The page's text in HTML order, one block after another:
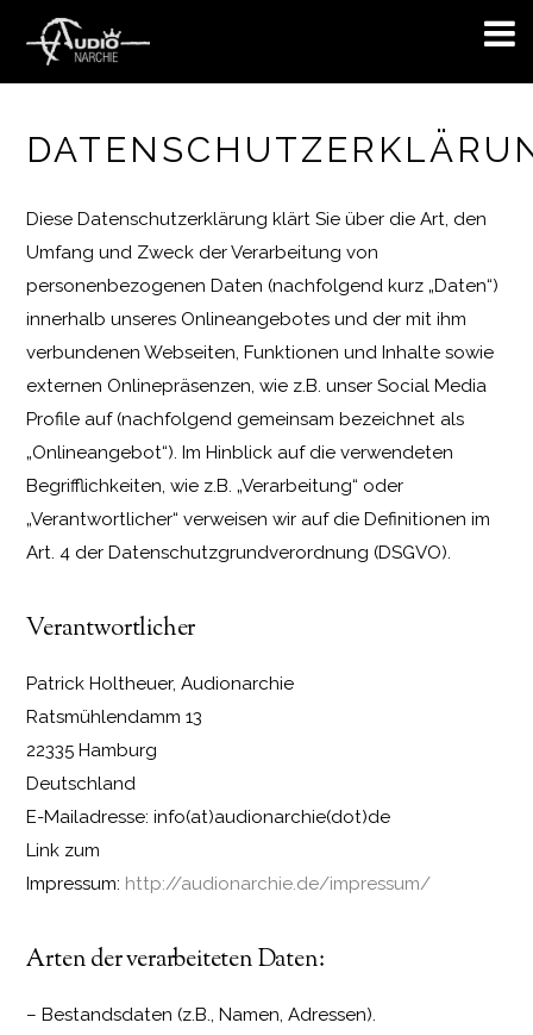
Diese Datenschutzerklärung klärt Sie über die Art, den
Umfang und Zweck der Verarbeitung von
personenbezogenen Daten (nachfolgend kurz „Daten“)
innerhalb unseres Onlineangebotes und der mit ihm
verbundenen Webseiten, Funktionen und Inhalte sowie
externen Onlinepräsenzen, wie z.B. unser Social Media
Profile auf (nachfolgend gemeinsam bezeichnet als
„Onlineangebot“). Im Hinblick auf die verwendeten
Begrifflichkeiten, wie z.B. „Verarbeitung“ oder
„Verantwortlicher“ verweisen wir auf die Definitionen im
Art. 4 der Datenschutzgrundverordnung (DSGVO).
Verantwortlicher
Patrick Holtheuer, Audionarchie
Ratsmühlendamm 13
22335 Hamburg
Deutschland
E-Mailadresse: info(at)audionarchie(dot)de
Link zum
Impressum: http://audionarchie.de/impressum/
Arten der verarbeiteten Daten:
– Bestandsdaten (z.B., Namen, Adressen).